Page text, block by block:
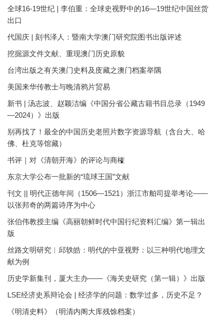
全球16-19世纪 | 李伯重：全球史视野中的16—19世纪中国丝货
出口
代国庆 | 刻书泽人：暨南大学澳门研究院图书出版评述
挖掘源文件文献、重现澳门历史原貌
台湾出版之有关澳门史料及庋藏之澳门档案举隅
美国来华传教士与晚清鸦片贸易
新书 | 汤志波、赵颖洁编《中国分省公藏古籍书目总录（1949
—2024）》出版
别再找了！最全的中国历史老照片数字资源导航（含台大、哈
佛、杜克等馆藏）
书评｜对《清朝开海》的评论与商榷
东京大学公布一批新的“琉球王国”文献
刊文 || 明代正德年间（1506—1521）浙江市舶司提举考论——
以张邦奇的两篇诗序为中心
张伯伟教授主编《高丽朝鲜时代中国行纪资料汇编》第一辑出
版
丝路文明研究︱邱轶皓：明代的中亚视野：以三种明代地理文
献为例
历史学新集刊，厦大主办——《海关史研究（第一辑）》出版
LSE经济史系辩论会 | 经济学的问题：数学过多，历史不足？
《明清史料》（明清内阁大库残馀档案）